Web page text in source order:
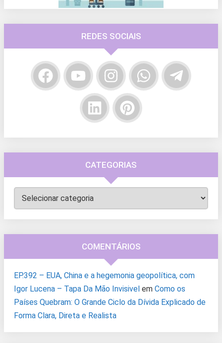
REDES SOCIAIS
CATEGORIAS
Categorias
COMENTÁRIOS
EP.392 – EUA, China e a hegemonia geopolítica, com
Igor Lucena – Tapa Da Mão Invisivel em Como os
Países Quebram: O Grande Ciclo da Dívida Explicado de
Forma Clara, Direta e Realista